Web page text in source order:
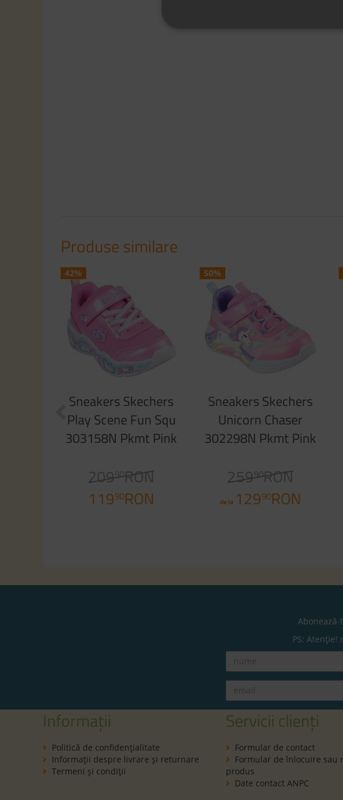
Produse similare
42%
Sneakers Skechers
Play Scene Fun Squ
303158N Pkmt Pink
20990RON
11990RON
50%
Sneakers Skechers
Unicorn Chaser
302298N Pkmt Pink
25990RON
de la 12990RON
PS: Atenție!
Informații
Politică de confidenţialitate
Informaţii despre livrare și returnare
Termeni şi condiţii
Servicii clienți
Formular de contact
Formular de înlocuire sau
produs
Date contact ANPC